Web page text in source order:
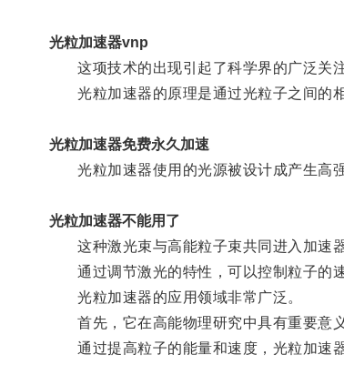
光粒加速器vnp
这项技术的出现引起了科学界的广泛关注
光粒加速器的原理是通过光粒子之间的相
光粒加速器免费永久加速
光粒加速器使用的光源被设计成产生高强
光粒加速器不能用了
这种激光束与高能粒子束共同进入加速器
通过调节激光的特性，可以控制粒子的速
光粒加速器的应用领域非常广泛。
首先，它在高能物理研究中具有重要意义
通过提高粒子的能量和速度，光粒加速器